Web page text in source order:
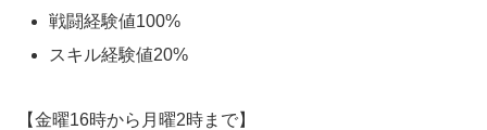
戦闘経験値100%
スキル経験値20%
【金曜16時から月曜2時まで】